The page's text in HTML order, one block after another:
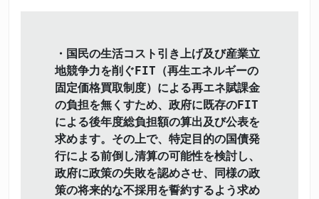
・国民の生活コスト引き上げ及び産業立
地競争力を削ぐFIT（再生エネルギーの
固定価格買取制度）による再エネ賦課金
の負担を無くすため、政府に既存のFIT
による後年度総負担額の算出及び公表を
求めます。その上で、特定目的の国債発
行による前倒し清算の可能性を検討し、
政府に政策の失敗を認めさせ、同様の政
策の将来的な不採用を誓約するよう求め